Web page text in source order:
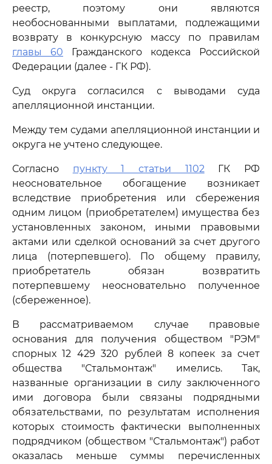
реестр, поэтому они являются
необоснованными выплатами, подлежащими
возврату в конкурсную массу по правилам
главы 60 Гражданского кодекса Российской
Федерации (далее - ГК РФ).
Суд округа согласился с выводами суда
апелляционной инстанции.
Между тем судами апелляционной инстанции и
округа не учтено следующее.
Согласно пункту 1 статьи 1102ГК РФ
неосновательное обогащение возникает
вследствие приобретения или сбережения
одним лицом (приобретателем) имущества без
установленных законом, иными правовыми
актами или сделкой оснований за счет другого
лица (потерпевшего). По общему правилу,
приобретатель обязан возвратить
потерпевшему неосновательно полученное
(сбереженное).
В рассматриваемом случае правовые
основания для получения обществом "РЭМ"
спорных 12 429 320 рублей 8 копеек за счет
общества "Стальмонтаж" имелись. Так,
названные организации в силу заключенного
ими договора были связаны подрядными
обязательствами, по результатам исполнения
которых стоимость фактически выполненных
подрядчиком (обществом "Стальмонтаж") работ
оказалась меньше суммы перечисленных